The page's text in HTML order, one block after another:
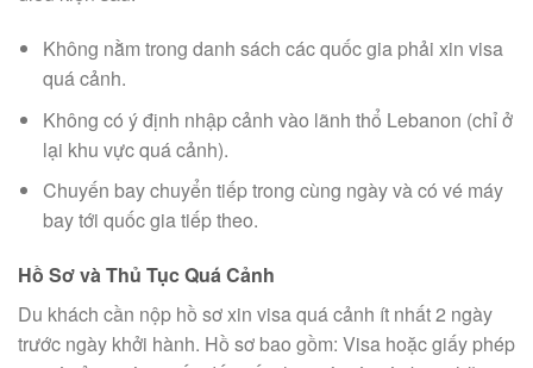
Không nằm trong danh sách các quốc gia phải xin visa
quá cảnh.
Không có ý định nhập cảnh vào lãnh thổ Lebanon (chỉ ở
lại khu vực quá cảnh).
Chuyến bay chuyển tiếp trong cùng ngày và có vé máy
bay tới quốc gia tiếp theo.
Hồ Sơ và Thủ Tục Quá Cảnh
Du khách cần nộp hồ sơ xin visa quá cảnh ít nhất 2 ngày
trước ngày khởi hành. Hồ sơ bao gồm: Visa hoặc giấy phép